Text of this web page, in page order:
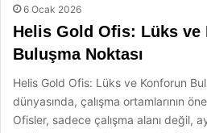
6 Ocak 2026
Helis Gold Ofis: Lüks ve
Buluşma Noktası
Helis Gold Ofis: Lüks ve Konforun
dünyasında, çalışma ortamlarının
Ofisler, sadece çalışma alanı değil,